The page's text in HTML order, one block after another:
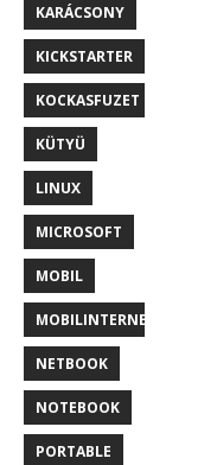
KARÁCSONY
KICKSTARTER
KOCKASFUZET
KÜTYÜ
LINUX
MICROSOFT
MOBIL
MOBILINTERNET
NETBOOK
NOTEBOOK
PORTABLE